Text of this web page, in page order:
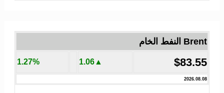
Brent النفط الخام
$83.55
▲1.06
1.27%
2026.08.08